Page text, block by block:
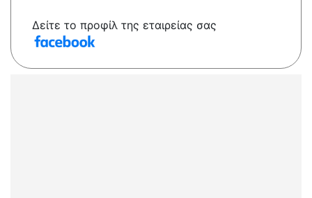
Δείτε το προφίλ της εταιρείας σας